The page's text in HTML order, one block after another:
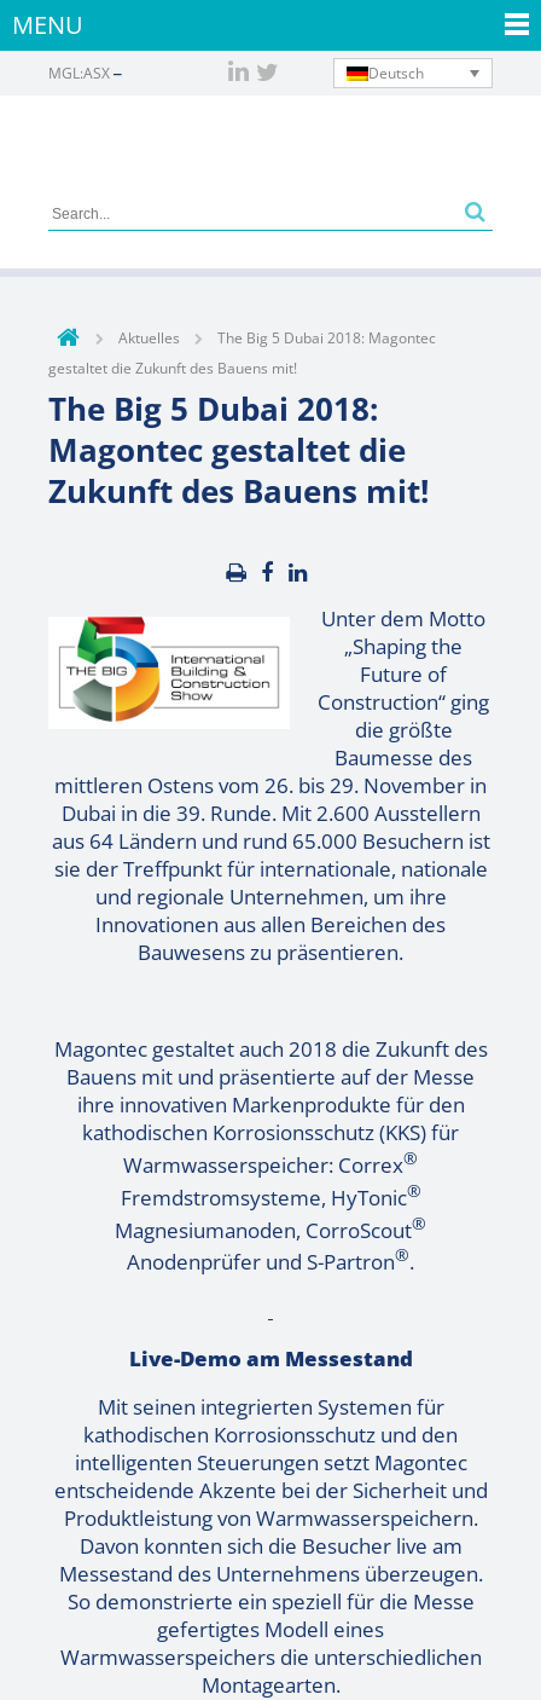
MENU
Deutsch
MGL:ASX
Aktuelles
The Big 5 Dubai 2018: Magontec
gestaltet die Zukunft des Bauens mit!
The Big 5 Dubai 2018:
Magontec gestaltet die
Zukunft des Bauens mit!
Unter dem Motto
„Shaping the
Future of
Construction“ ging
die größte
Baumesse des
mittleren Ostens vom 26. bis 29. November in
Dubai in die 39. Runde. Mit 2.600 Ausstellern
aus 64 Ländern und rund 65.000 Besuchern ist
sie der Treffpunkt für internationale, nationale
und regionale Unternehmen, um ihre
Innovationen aus allen Bereichen des
Bauwesens zu präsentieren.
Magontec gestaltet auch 2018 die Zukunft des
Bauens mit und präsentierte auf der Messe
ihre innovativen Markenprodukte für den
kathodischen Korrosionsschutz (KKS) für
Warmwasserspeicher: Correx®
Fremdstromsysteme, HyTonic®
Magnesiumanoden, CorroScout®
Anodenprüfer und S-Partron®.
Live-Demo am Messestand
Mit seinen integrierten Systemen für
kathodischen Korrosionsschutz und den
intelligenten Steuerungen setzt Magontec
entscheidende Akzente bei der Sicherheit und
Produktleistung von Warmwasserspeichern.
Davon konnten sich die Besucher live am
Messestand des Unternehmens überzeugen.
So demonstrierte ein speziell für die Messe
gefertigtes Modell eines
Warmwasserspeichers die unterschiedlichen
Montagearten.